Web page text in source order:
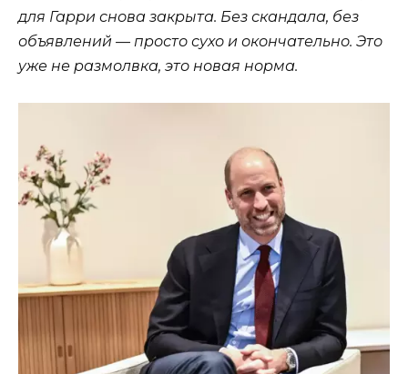
для Гарри снова закрыта. Без скандала, без
объявлений — просто сухо и окончательно. Это
уже не размолвка, это новая норма.